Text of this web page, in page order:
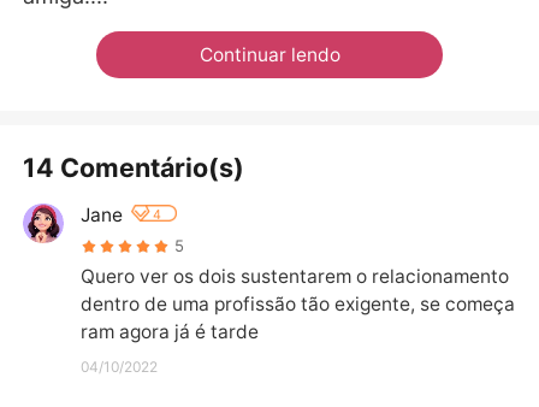
Continuar lendo
14 Comentário(s)
Jane 4
5
Quero ver os dois sustentarem o relacionamento
dentro de uma profissão tão exigente, se começa
ram agora já é tarde
04/10/2022